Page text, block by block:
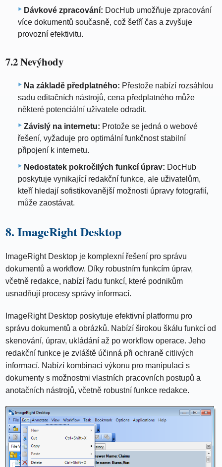
Dávkové zpracování: DocHub umožňuje zpracování
více dokumentů současně, což šetří čas a zvyšuje
provozní efektivitu.
7.2 Nevýhody
Na základě předplatného: Přestože nabízí rozsáhlou
sadu editačních nástrojů, cena předplatného může
některé potenciální uživatele odradit.
Závislý na internetu: Protože se jedná o webové
řešení, vyžaduje pro optimální funkčnost stabilní
připojení k internetu.
Nedostatek pokročilých funkcí úprav: DocHub
poskytuje vynikající redakční funkce, ale uživatelům,
kteří hledají sofistikovanější možnosti úpravy fotografií,
může zaostávat.
8. ImageRight Desktop
ImageRight Desktop je komplexní řešení pro správu
dokumentů a workflow. Díky robustním funkcím úprav,
včetně redakce, nabízí řadu funkcí, které podnikům
usnadňují procesy správy informací.
ImageRight Desktop poskytuje efektivní platformu pro
správu dokumentů a obrázků. Nabízí širokou škálu funkcí od
skenování, úprav, ukládání až po workflow operace. Jeho
redakční funkce je zvláště účinná při ochraně citlivých
informací. Nabízí kombinaci výkonu pro manipulaci s
dokumenty s možnostmi vlastních pracovních postupů a
anotačních nástrojů, včetně robustní funkce redakce.